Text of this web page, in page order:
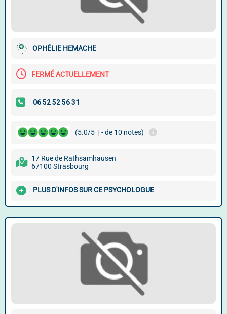
OPHÉLIE HEMACHE
FERMÉ ACTUELLEMENT
(5.0/5 | - de 10 notes)
17 Rue de Rathsamhausen
67100 Strasbourg
PLUS D'INFOS SUR CE PSYCHOLOGUE